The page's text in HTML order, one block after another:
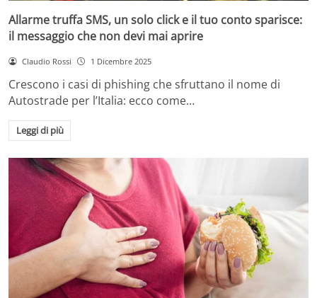
Allarme truffa SMS, un solo click e il tuo conto sparisce:
il messaggio che non devi mai aprire
Claudio Rossi 1 Dicembre 2025
Crescono i casi di phishing che sfruttano il nome di
Autostrade per l’Italia: ecco come…
Leggi di più